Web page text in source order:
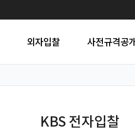
외자입찰 사전규격공
KBS 전자입찰